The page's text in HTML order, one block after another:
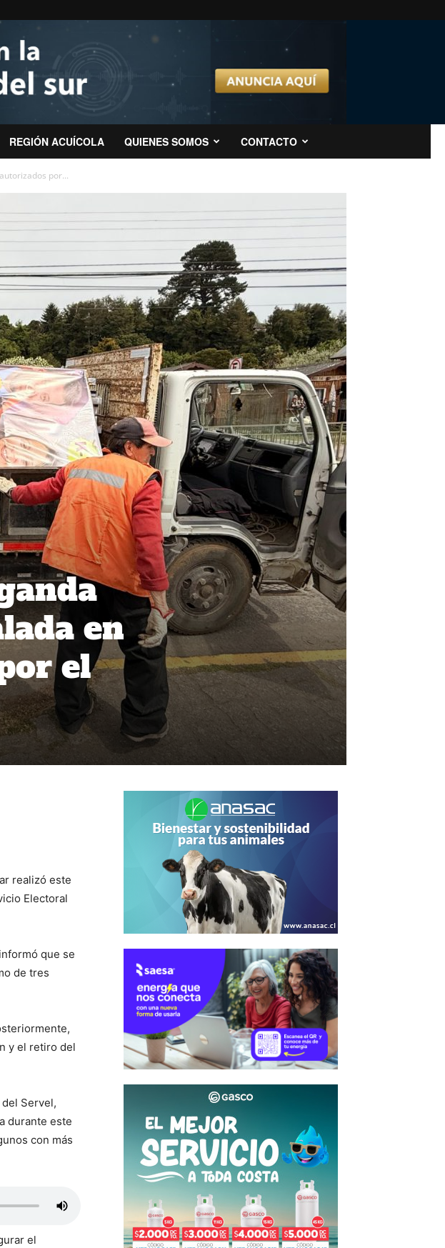
REGIÓN ACUÍCOLA QUIENES SOMOS CONTACTO
por...
en
el
realizó este
Electoral
que se
de tres
y el retiro del
Servel,
durante este
con más
el